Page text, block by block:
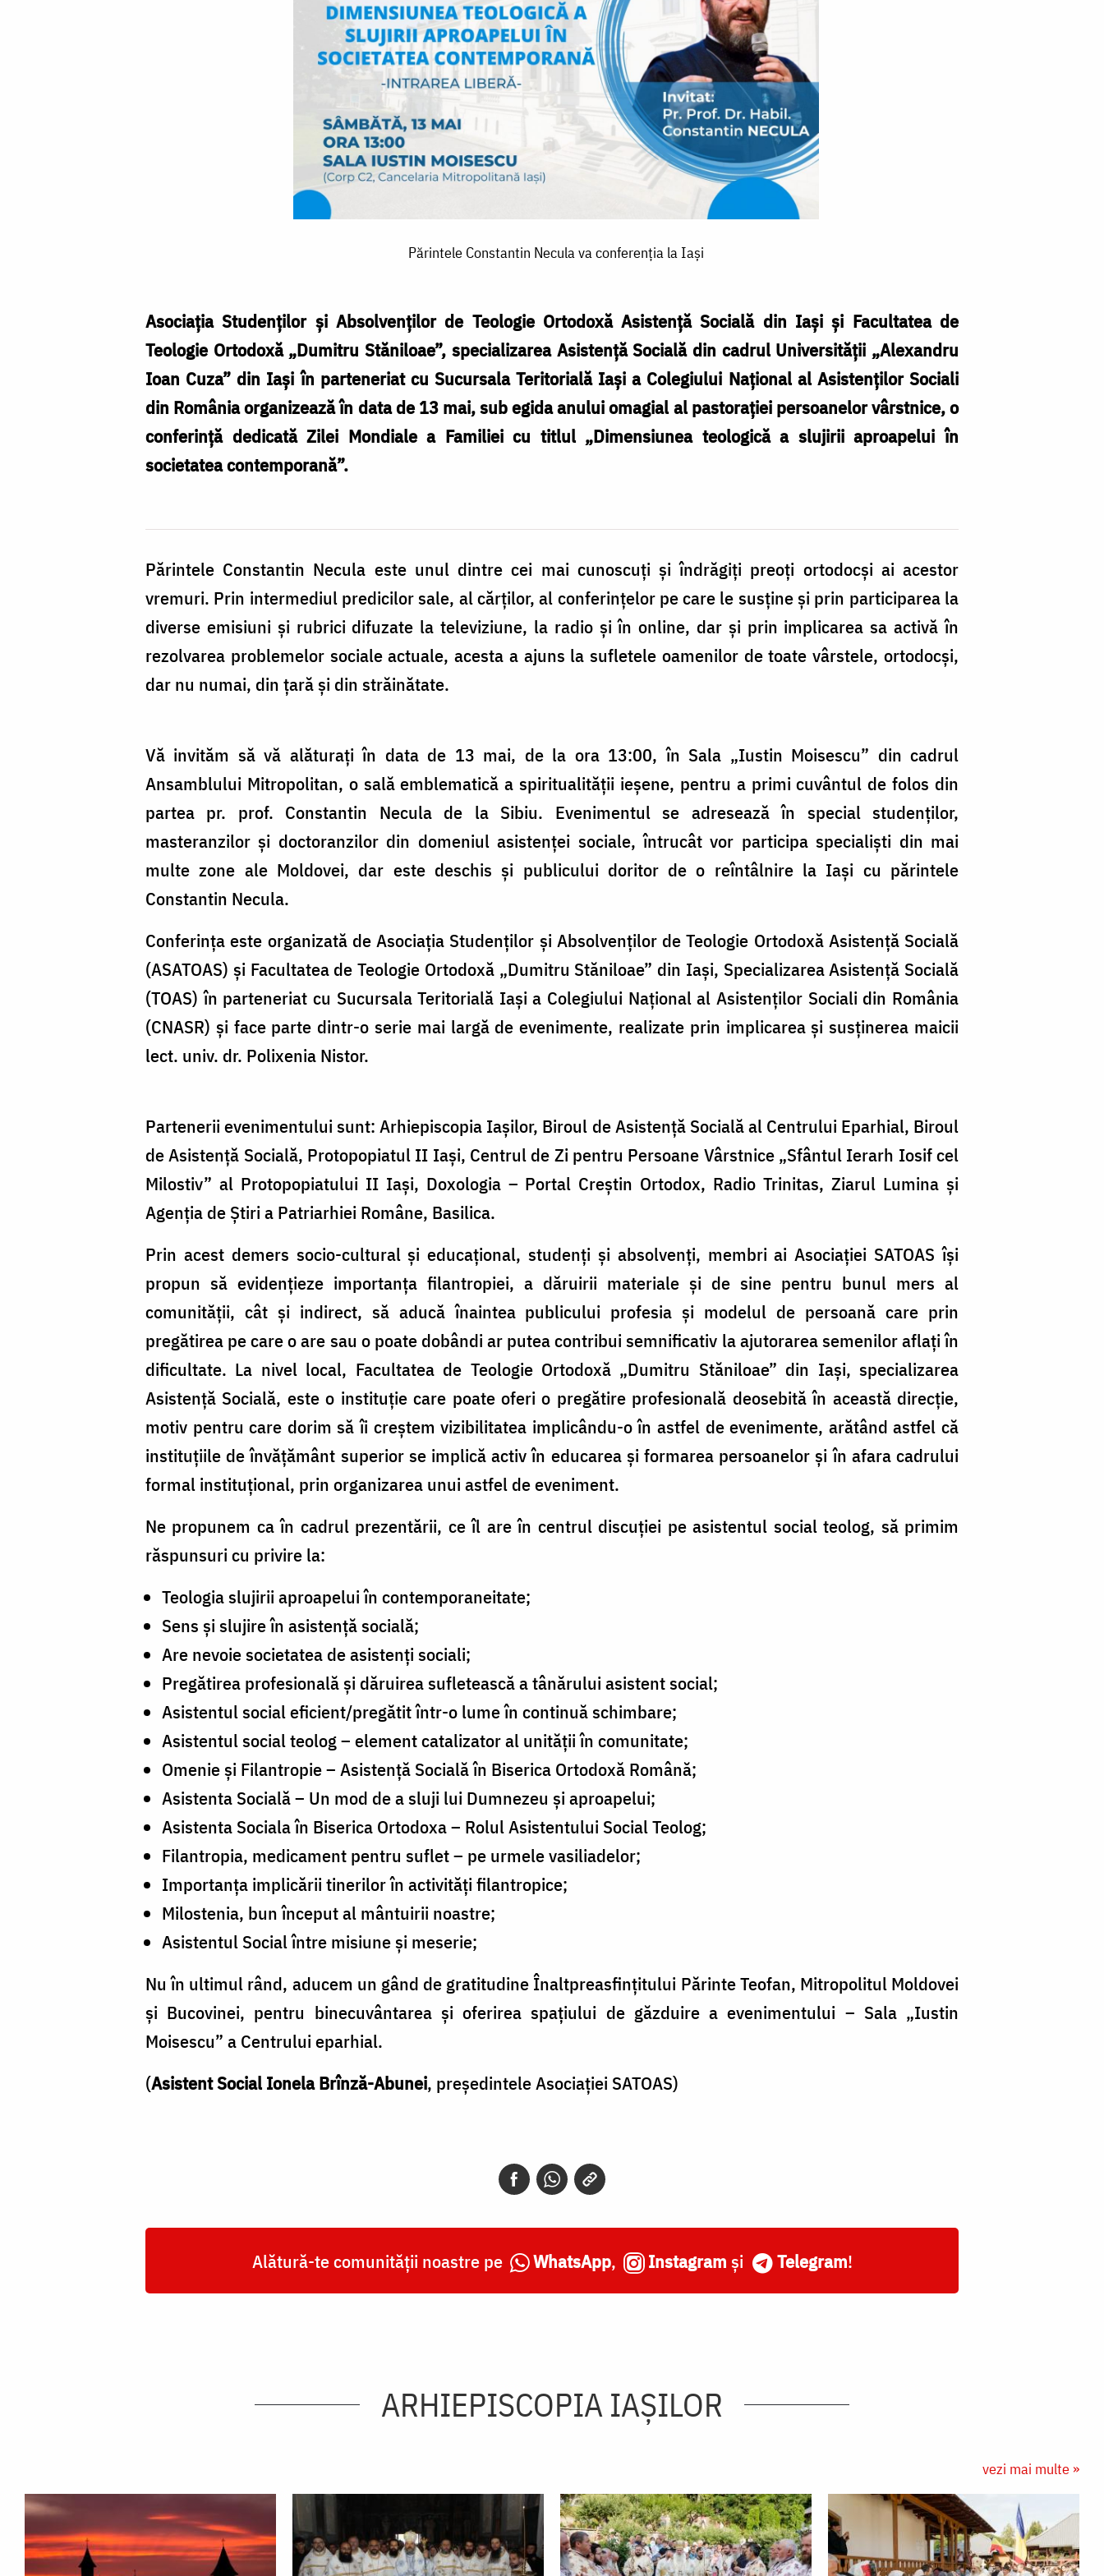
Părintele Constantin Necula va conferenția la Iași
Asociația Studenților și Absolvenților de Teologie Ortodoxă Asistență Socială din Iași și Facultatea de
Teologie Ortodoxă „Dumitru Stăniloae”, specializarea Asistență Socială din cadrul Universității „Alexandru
Ioan Cuza” din Iași în parteneriat cu Sucursala Teritorială Iași a Colegiului Național al Asistenților Sociali
din România organizează în data de 13 mai, sub egida anului omagial al pastorației persoanelor vârstnice, o
conferință dedicată Zilei Mondiale a Familiei cu titlul „Dimensiunea teologică a slujirii aproapelui în
societatea contemporană”.
Părintele Constantin Necula este unul dintre cei mai cunoscuți și îndrăgiți preoți ortodocși ai acestor
vremuri. Prin intermediul predicilor sale, al cărților, al conferințelor pe care le susține și prin participarea la
diverse emisiuni și rubrici difuzate la televiziune, la radio și în online, dar şi prin implicarea sa activă în
rezolvarea problemelor sociale actuale, acesta a ajuns la sufletele oamenilor de toate vârstele, ortodocși,
dar nu numai, din țară și din străinătate.
Vă invităm să vă alăturați în data de 13 mai, de la ora 13:00, în Sala „Iustin Moisescu” din cadrul
Ansamblului Mitropolitan, o sală emblematică a spiritualității ieșene, pentru a primi cuvântul de folos din
partea pr. prof. Constantin Necula de la Sibiu. Evenimentul se adresează în special studenților,
masteranzilor și doctoranzilor din domeniul asistenței sociale, întrucât vor participa specialiști din mai
multe zone ale Moldovei, dar este deschis și publicului doritor de o reîntâlnire la Iași cu părintele
Constantin Necula.
Conferința este organizată de Asociația Studenților și Absolvenților de Teologie Ortodoxă Asistență Socială
(ASATOAS) și Facultatea de Teologie Ortodoxă „Dumitru Stăniloae” din Iași, Specializarea Asistență Socială
(TOAS) în parteneriat cu Sucursala Teritorială Iași a Colegiului Național al Asistenților Sociali din România
(CNASR) și face parte dintr-o serie mai largă de evenimente, realizate prin implicarea și susținerea maicii
lect. univ. dr. Polixenia Nistor.
Partenerii evenimentului sunt: Arhiepiscopia Iaşilor, Biroul de Asistenţă Socială al Centrului Eparhial, Biroul
de Asistență Socială, Protopopiatul II Iași, Centrul de Zi pentru Persoane Vârstnice „Sfântul Ierarh Iosif cel
Milostiv” al Protopopiatului II Iași, Doxologia – Portal Creștin Ortodox, Radio Trinitas, Ziarul Lumina și
Agenția de Știri a Patriarhiei Române, Basilica.
Prin acest demers socio-cultural și educațional, studenți și absolvenți, membri ai Asociației SATOAS își
propun să evidențieze importanța filantropiei, a dăruirii materiale și de sine pentru bunul mers al
comunității, cât și indirect, să aducă înaintea publicului profesia și modelul de persoană care prin
pregătirea pe care o are sau o poate dobândi ar putea contribui semnificativ la ajutorarea semenilor aflați în
dificultate. La nivel local, Facultatea de Teologie Ortodoxă „Dumitru Stăniloae” din Iași, specializarea
Asistență Socială, este o instituție care poate oferi o pregătire profesională deosebită în această direcție,
motiv pentru care dorim să îi creștem vizibilitatea implicându-o în astfel de evenimente, arătând astfel că
instituțiile de învățământ superior se implică activ în educarea și formarea persoanelor și în afara cadrului
formal instituțional, prin organizarea unui astfel de eveniment.
Ne propunem ca în cadrul prezentării, ce îl are în centrul discuției pe asistentul social teolog, să primim
răspunsuri cu privire la:
Teologia slujirii aproapelui în contemporaneitate;
Sens și slujire în asistență socială;
Are nevoie societatea de asistenți sociali;
Pregătirea profesională și dăruirea sufletească a tânărului asistent social;
Asistentul social eficient/pregătit într-o lume în continuă schimbare;
Asistentul social teolog – element catalizator al unității în comunitate;
Omenie și Filantropie – Asistență Socială în Biserica Ortodoxă Română;
Asistenta Socială – Un mod de a sluji lui Dumnezeu și aproapelui;
Asistenta Sociala în Biserica Ortodoxa – Rolul Asistentului Social Teolog;
Filantropia, medicament pentru suflet – pe urmele vasiliadelor;
Importanța implicării tinerilor în activități filantropice;
Milostenia, bun început al mântuirii noastre;
Asistentul Social între misiune și meserie;
Nu în ultimul rând, aducem un gând de gratitudine Înaltpreasfințitului Părinte Teofan, Mitropolitul Moldovei
și Bucovinei, pentru binecuvântarea și oferirea spațiului de găzduire a evenimentului – Sala „Iustin
Moisescu” a Centrului eparhial.
(Asistent Social Ionela Brînză-Abunei, președintele Asociației SATOAS)
Alătură-te comunității noastre pe WhatsApp, Instagram și Telegram!
ARHIEPISCOPIA IAŞILOR
vezi mai multe »